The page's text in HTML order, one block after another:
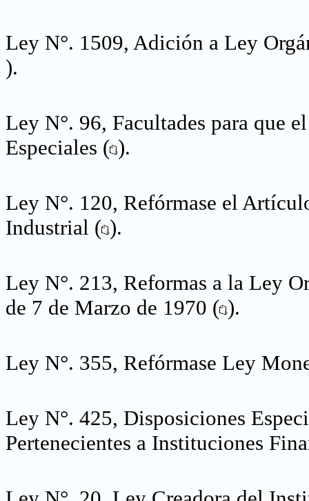
Ley N°. 1509, Adición a Ley
).
Ley N°. 96, Facultades para que
Especiales ( ).
Ley N°. 120, Refórmase el
Industrial ( ).
Ley N°. 213, Reformas a la Ley
de 7 de Marzo de 1970 ( ).
Ley N°. 355, Refórmase Ley
Ley N°. 425, Disposiciones
Pertenecientes a Instituciones